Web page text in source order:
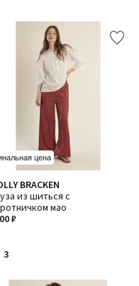
цена
BRACKEN
из шиться с
мао
₽
3